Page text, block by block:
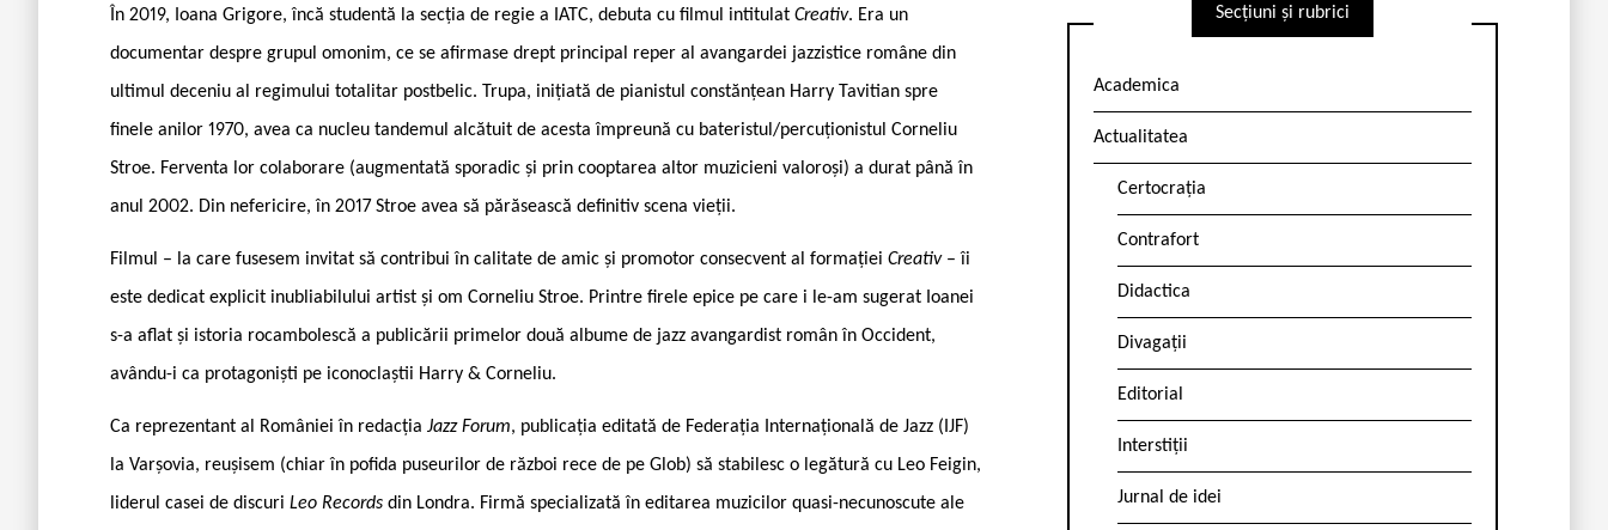
În 2019, Ioana Grigore, încă studentă la secția de regie a IATC, debuta cu filmul intitulat Creativ. Era un
documentar despre grupul omonim, ce se afirmase drept principal reper al avangardei jazzistice române din
ultimul deceniu al regimului totalitar postbelic. Trupa, inițiată de pianistul constănțean Harry Tavitian spre
finele anilor 1970, avea ca nucleu tandemul alcătuit de acesta împreună cu bateristul/percuționistul Corneliu
Stroe. Ferventa lor colaborare (augmentată sporadic și prin cooptarea altor muzicieni valoroși) a durat până în
anul 2002. Din nefericire, în 2017 Stroe avea să părăsească definitiv scena vieții.
Filmul – la care fusesem invitat să contribui în calitate de amic și promotor consecvent al formației Creativ – îi
este dedicat explicit inubliabilului artist și om Corneliu Stroe. Printre firele epice pe care i le-am sugerat Ioanei
s-a aflat și istoria rocambolescă a publicării primelor două albume de jazz avangardist român în Occident,
avându-i ca protagoniști pe iconoclaștii Harry & Corneliu.
Ca reprezentant al României în redacția Jazz Forum, publicația editată de Federația Internațională de Jazz (IJF)
la Varșovia, reușisem (chiar în pofida puseurilor de război rece de pe Glob) să stabilesc o legătură cu Leo Feigin,
liderul casei de discuri Leo Records din Londra. Firmă specializată în editarea muzicilor quasi-necunoscute ale
Secțiuni și rubrici
Academica
Actualitatea
Certocrația
Contrafort
Didactica
Divagații
Editorial
Interstiții
Jurnal de idei